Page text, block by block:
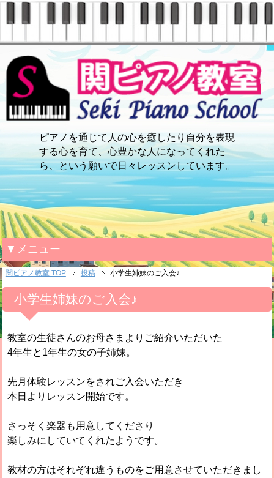
ピアノを通じて人の心を癒したり自分を表現
する心を育て、心豊かな人になってくれた
ら、という願いで日々レッスンしています。
▼メニュー
関ピアノ教室 TOP 投稿 小学生姉妹のご入会♪
小学生姉妹のご入会♪
教室の生徒さんのお母さまよりご紹介いただいた
4年生と1年生の女の子姉妹。
先月体験レッスンをされご入会いただき
本日よりレッスン開始です。
さっそく楽器も用意してくださり
楽しみにしていてくれたようです。
教材の方はそれぞれ違うものをご用意させていただきまし